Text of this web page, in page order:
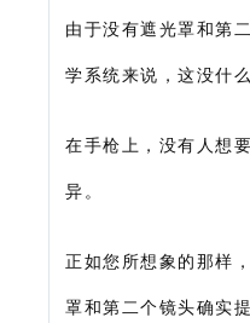
由于没有遮光罩和第
学系统来说，这没什
在手枪上，没有人想
异。
正如您所想象的那样
罩和第二个镜头确实